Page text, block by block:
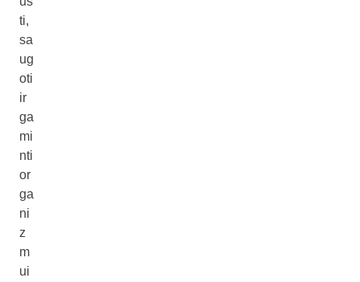
ti,
sa
ug
oti
ir
ga
mi
nti
or
ga
ni
z
m
ui